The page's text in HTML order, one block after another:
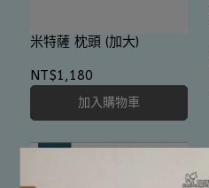
米特薩 枕頭 (加大)
NT$1,180
加入購物車